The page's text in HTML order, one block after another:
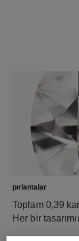
pırlantalar
Toplam 0,39
Her bir